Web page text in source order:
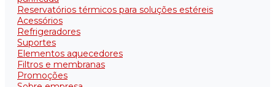
Reservatórios térmicos para soluções estéreis
Acessórios
Refrigeradores
Suportes
Elementos aquecedores
Filtros e membranas
Promoções